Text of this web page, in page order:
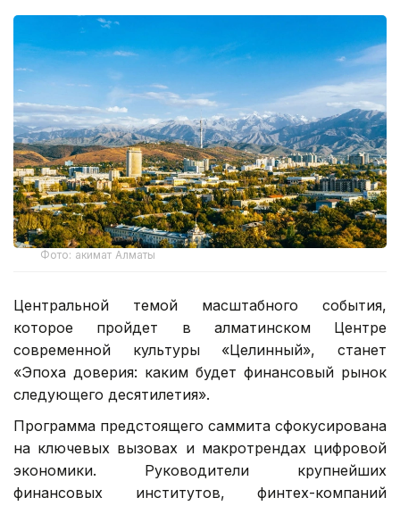
Фото: акимат Алматы
Центральной темой масштабного события,
которое пройдет в алматинском Центре
современной культуры «Целинный», станет
«Эпоха доверия: каким будет финансовый рынок
следующего десятилетия».
Программа предстоящего саммита сфокусирована
на ключевых вызовах и макротрендах цифровой
экономики. Руководители крупнейших
финансовых институтов, финтех-компаний